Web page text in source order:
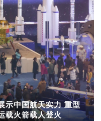
示中国航天实力 重型
载火箭载人登火